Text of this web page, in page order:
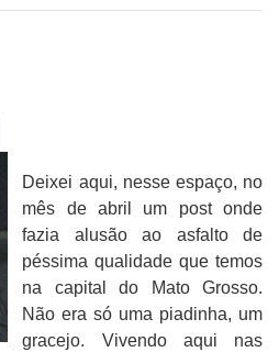
Deixei aqui, nesse espaço, no
mês de abril um post onde
fazia alusão ao asfalto de
péssima qualidade que temos
na capital do Mato Grosso.
Não era só uma piadinha, um
gracejo. Vivendo aqui nas